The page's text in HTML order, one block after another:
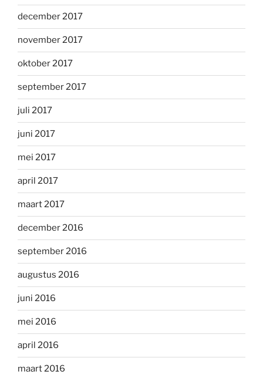
december 2017
november 2017
oktober 2017
september 2017
juli 2017
juni 2017
mei 2017
april 2017
maart 2017
december 2016
september 2016
augustus 2016
juni 2016
mei 2016
april 2016
maart 2016